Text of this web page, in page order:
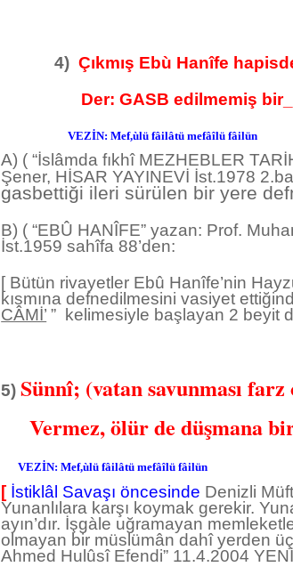
4)Çıkmış Ebù Hanîfe
Der: GASB edilmemiş
VEZİN: Mef,ùlü fâilâtü mefâîlü fâilün
A) ( “İslâmda fıkhî MEZHEBLER
Şener, HİSAR YAYINEVİ İst.1978
gasbettiği ileri sürülen bir yere
B) ( “EBÛ HANÎFE” yazan: Prof.
İst.1959 sahîfa 88’den:
[ Bütün rivayetler Ebû Hanîfe’nin
kısmına defnedilmesini vasiyet
CÂMİ’ ” kelimesiyle başlayan 2 beyit
5)Sünnî; (vatan savunması
Vermez, ölür de düşmana bir
VEZİN: Mef,ùlü fâilâtü mefâîlü fâilün
[ İstiklâl Savaşı öncesinde Denizli
Yunanlılara karşı koymak gerekir.
ayın’dır. İşgàle uğramayan
olmayan bir müslümân dahî yerden
Ahmed Hulûsî Efendi” 11.4.2004